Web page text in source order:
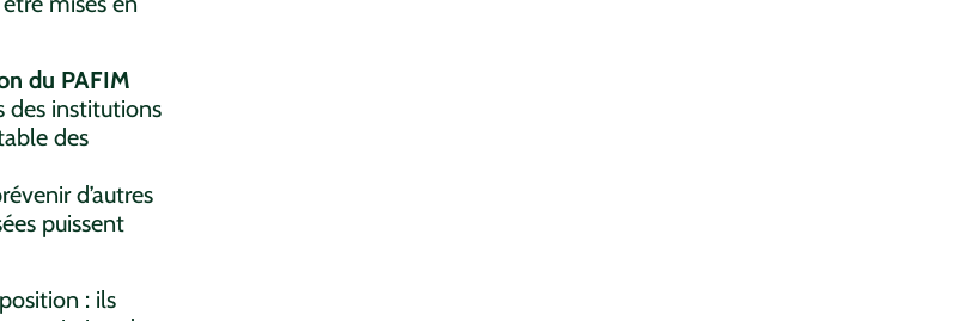
du PAFIM
des institutions
des
d’autres
puissent
: ils